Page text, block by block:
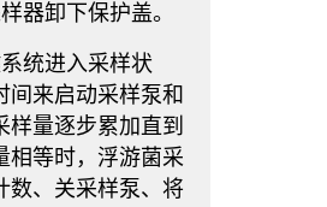
器卸下保护盖。
统进入采样状
间来启动采样泵和
样量逐步累加直到
相等时，浮游菌采
数、关采样泵、将